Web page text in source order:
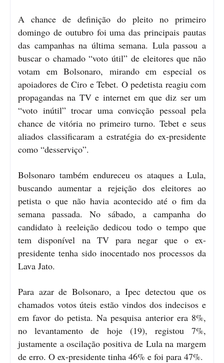
A chance de definição do pleito no primeiro
domingo de outubro foi uma das principais pautas
das campanhas na última semana. Lula passou a
buscar o chamado “voto útil” de eleitores que não
votam em Bolsonaro, mirando em especial os
apoiadores de Ciro e Tebet. O pedetista reagiu com
propagandas na TV e internet em que diz ser um
“voto inútil” trocar uma convicção pessoal pela
chance de vitória no primeiro turno. Tebet e seus
aliados classificaram a estratégia do ex-presidente
como “desserviço”.
Bolsonaro também endureceu os ataques a Lula,
buscando aumentar a rejeição dos eleitores ao
petista o que não havia acontecido até o fim da
semana passada. No sábado, a campanha do
candidato à reeleição dedicou todo o tempo que
tem disponível na TV para negar que o ex-
presidente tenha sido inocentado nos processos da
Lava Jato.
Para azar de Bolsonaro, a Ipec detectou que os
chamados votos úteis estão vindos dos indecisos e
em favor do petista. Na pesquisa anterior era 8%,
no levantamento de hoje (19), registou 7%,
justamente a oscilação positiva de Lula na margem
de erro. O ex-presidente tinha 46% e foi para 47%.